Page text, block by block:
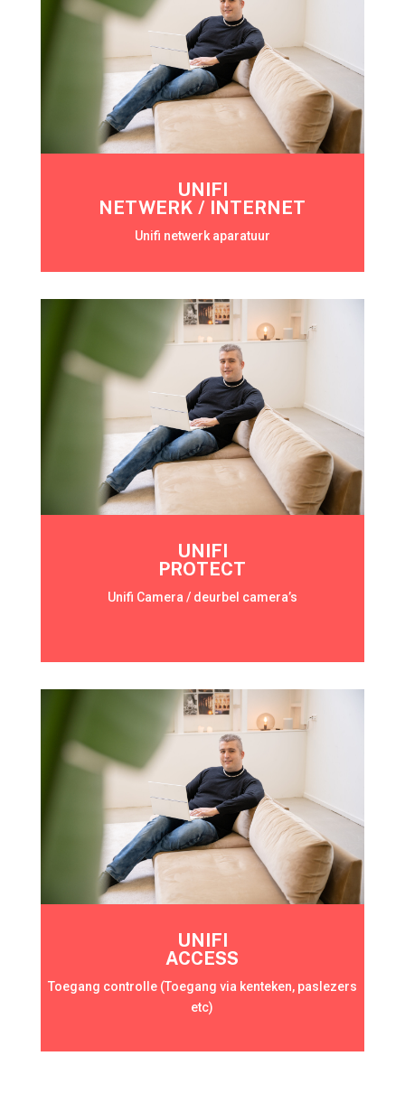
UNIFI
NETWERK / INTERNET
Unifi netwerk aparatuur
UNIFI
PROTECT
Unifi Camera / deurbel camera’s
UNIFI
ACCESS
Toegang controlle (Toegang via kenteken, paslezers
etc)